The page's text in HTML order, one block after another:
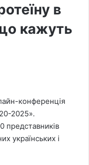
в
кажуть
конференція
2025».
представників
українських і